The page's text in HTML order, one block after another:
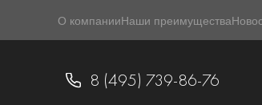
О компанииНаши преимущества
8 (495) 739-86-76